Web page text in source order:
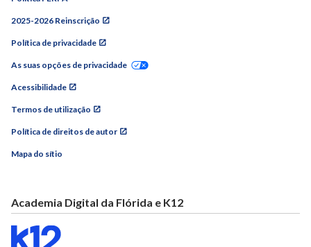
2025-2026 Reinscrição
Política de privacidade
As suas opções de privacidade
Acessibilidade
Termos de utilização
Política de direitos de autor
Mapa do sítio
Academia Digital da Flórida e K12